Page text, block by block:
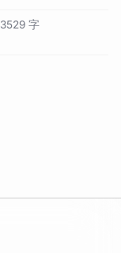
3529 字